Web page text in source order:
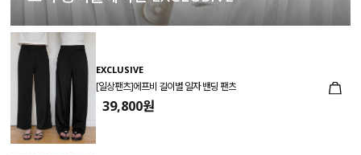
EXCLUSIVE
[일상팬츠]에프비 길이별 일자 밴딩 팬츠
39,800원